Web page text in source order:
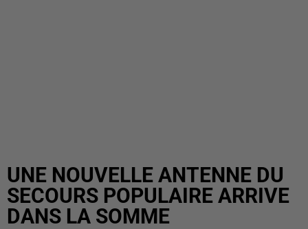
UNE NOUVELLE ANTENNE DU
SECOURS POPULAIRE ARRIVE
DANS LA SOMME